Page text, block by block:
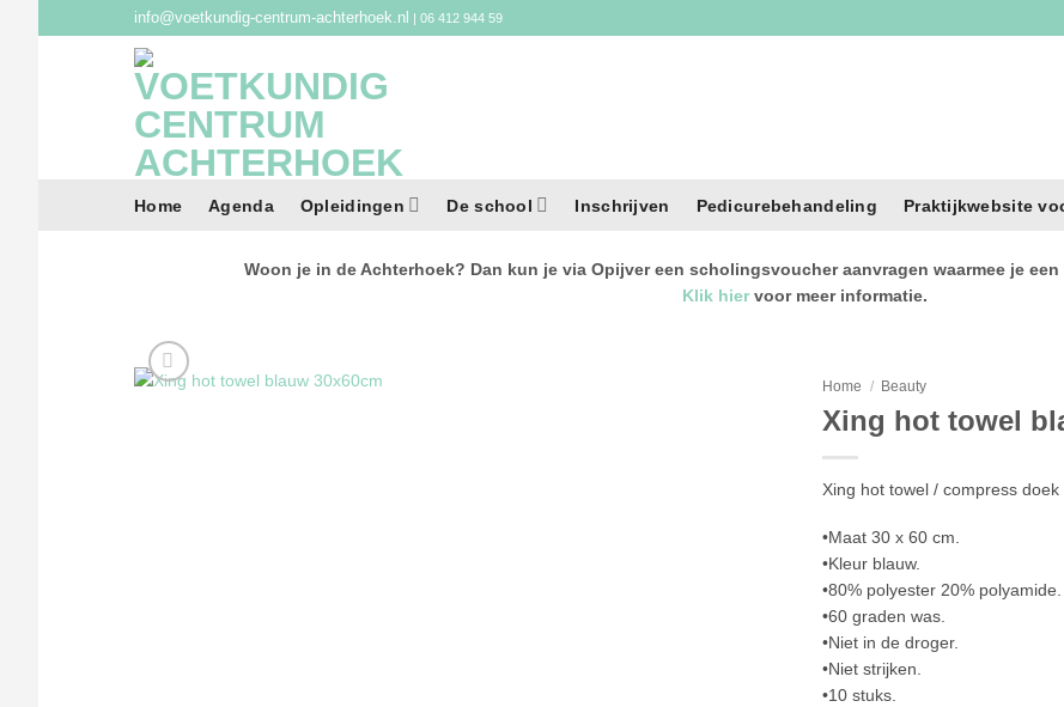
naar
info@voetkundig-centrum-achterhoek.nl | 06 412 944 59
Home Agenda Opleidingen De school Inschrijven Pedicurebehandeling Praktijkwebsite
Woon je in de Achterhoek? Dan kun je via Opijver een scholingsvoucher aanvragen waarmee je
Klik hiervoor meer informatie.
Home / Beauty
Xing hot towel
Xing hot towel / compress doek
•Maat 30 x 60 cm.
•Kleur blauw.
•80% polyester 20% polyamide.
•60 graden was.
•Niet in de droger.
•Niet strijken.
•10 stuks.